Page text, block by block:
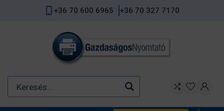
+36 70 600 6965 +36 70 327 7170